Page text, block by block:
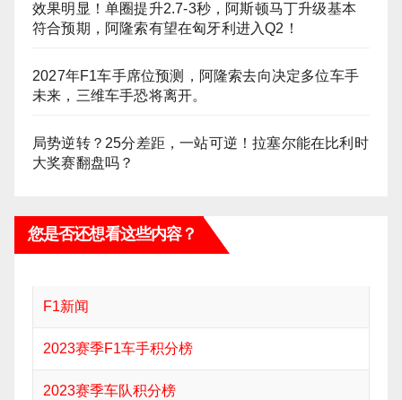
效果明显！单圈提升2.7-3秒，阿斯顿马丁升级基本
符合预期，阿隆索有望在匈牙利进入Q2！
2027年F1车手席位预测，阿隆索去向决定多位车手
未来，三维车手恐将离开。
局势逆转？25分差距，一站可逆！拉塞尔能在比利时
大奖赛翻盘吗？
您是否还想看这些内容？
F1新闻
2023赛季F1车手积分榜
2023赛季车队积分榜